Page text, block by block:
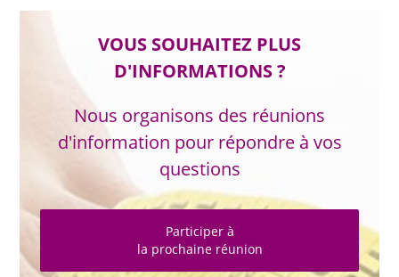
VOUS SOUHAITEZ PLUS
D'INFORMATIONS ?
Nous organisons des réunions
d'information pour répondre à vos
questions
Participer à
la prochaine réunion